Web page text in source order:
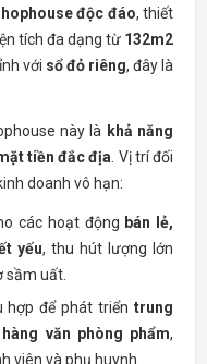
độc đáo, thiết
tích đa dạng từ 132m2
với sổ đỏ riêng, đây là
này là khả năng
tiền đắc địa. Vị trí đối
doanh vô hạn:
các hoạt động bán lẻ,
yếu, thu hút lượng lớn
sầm uất.
hợp để phát triển trung
văn phòng phẩm,
viên và phụ huynh.